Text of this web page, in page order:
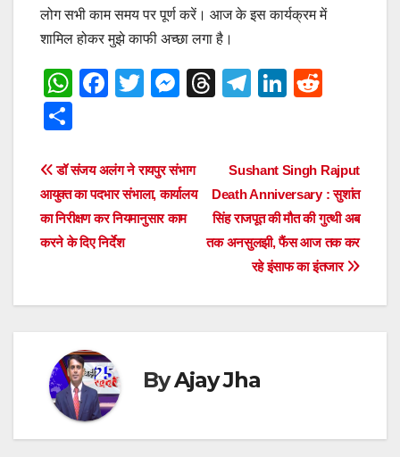
लोग सभी काम समय पर पूर्ण करें। आज के इस कार्यक्रम में
शामिल होकर मुझे काफी अच्छा लगा है।
W
s
A
p
p
F
e
b
o
o
T
er
M
e
n
g
T
a
d
s
T
gr
a
m
Li
e
dI
n
di
t
ar
e
Post
navigation
Sushant Singh Rajput
Death Anniversary : सुशांत
सिंह राजपूत की मौत की गुत्थी अब
तक अनसुलझी, फैंस आज तक कर
रहे इंसाफ का इंतजार
डॉ संजय अलंग ने रायपुर संभाग
आयुक्त का पदभार संभाला, कार्यालय
का निरीक्षण कर नियमानुसार काम
करने के दिए निर्देश
ByAjay Jha